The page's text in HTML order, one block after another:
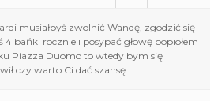
musiałbyś zwolnić Wandę, zgodzić się
4 bańki rocznie i posypać głowę popiołem
Piazza Duomo to wtedy bym się
czy warto Ci dać szansę.